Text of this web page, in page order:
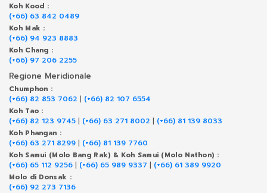
Koh Kood :
(+66) 63 842 0489
Koh Mak :
(+66) 94 923 8883
Koh Chang :
(+66) 97 206 2255
Regione Meridionale
Chumphon :
(+66) 82 853 7062 | (+66) 82 107 6554
Koh Tao :
(+66) 82 123 9745 | (+66) 63 271 8002 | (+66) 81 139 8033
Koh Phangan :
(+66) 63 271 8299 | (+66) 81 139 7760
Koh Samui (Molo Bang Rak) & Koh Samui (Molo Nathon) :
(+66) 65 112 9256 | (+66) 65 989 9337 | (+66) 61 389 9920
Molo di Donsak :
(+66) 92 273 7136